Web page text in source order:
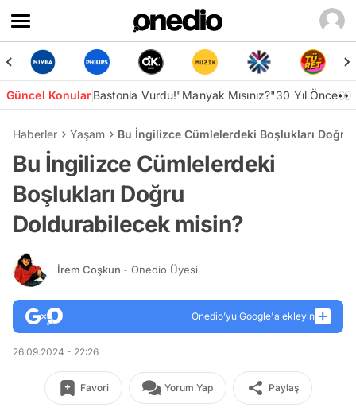
Güncel KonularBastonla Vurdu!"Manyak Mısınız?"30 Yıl Önce👀
Haberler Yaşam Bu İngilizce Cümlelerdeki Boşlukları
Bu İngilizce Cümlelerdeki
Boşlukları Doğru
Doldurabilecek misin?
İrem Coşkun - Onedio Üyesi
Onedio’yu Google'a ekleyin
26.09.2024 - 22:26
Favori Yorum Yap Paylaş